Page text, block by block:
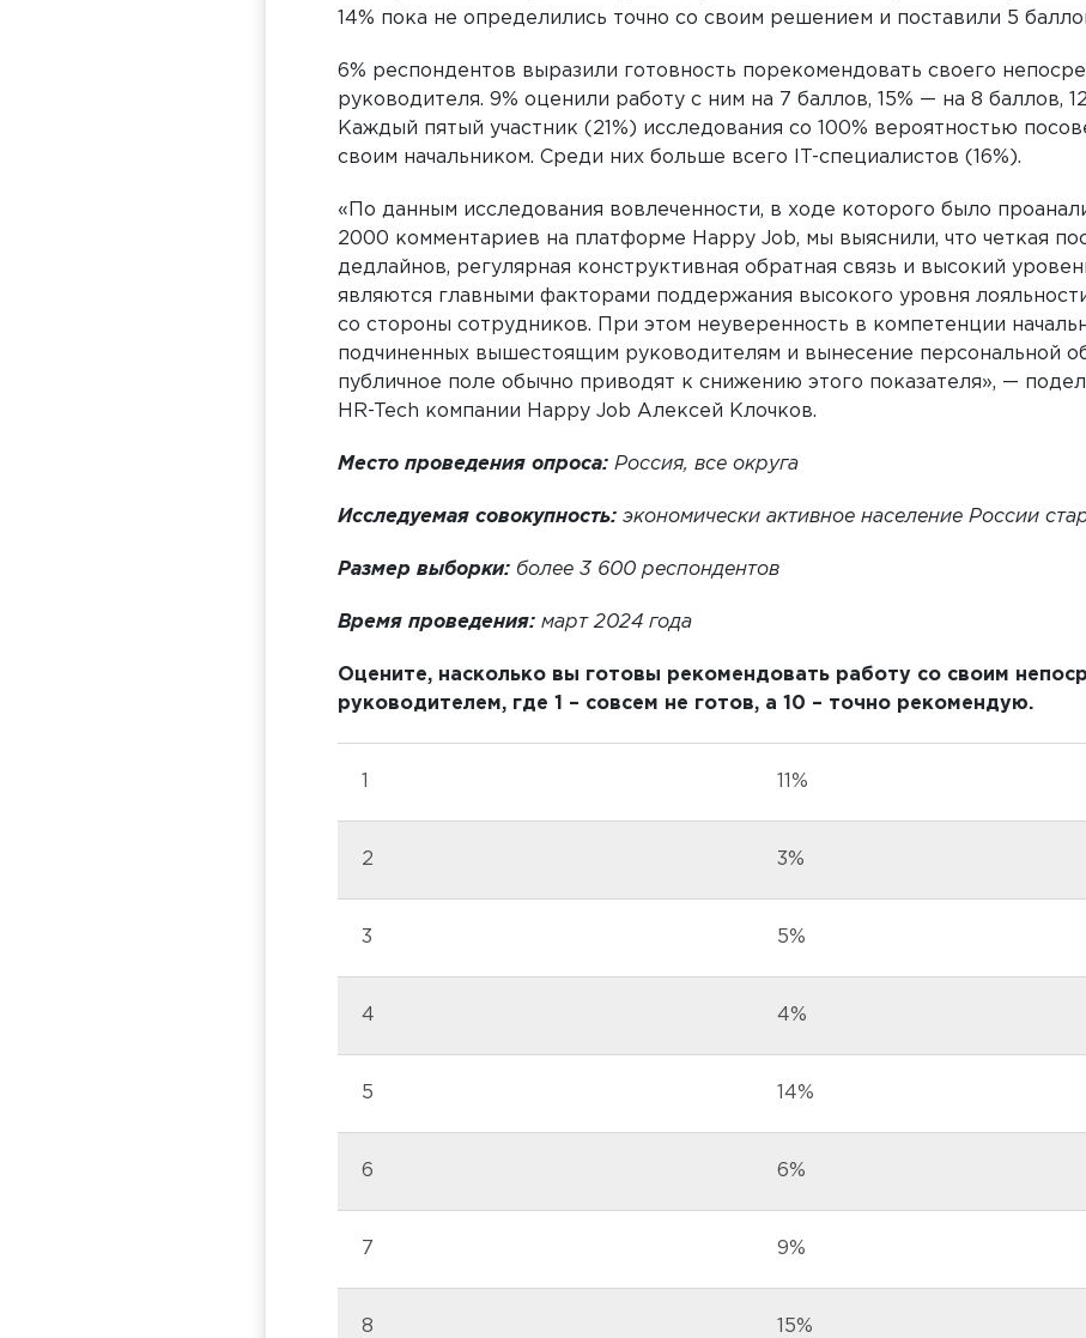
14% пока не определились точно со своим решением и поставили 5
6% респондентов выразили готовность порекомендовать своего
руководителя. 9% оценили работу с ним на 7 баллов, 15% — на 8 баллов,
Каждый пятый участник (21%) исследования со 100% вероятностью
своим начальником. Среди них больше всего IT-специалистов (16%).
«По данным исследования вовлеченности, в ходе которого было
2000 комментариев на платформе Happy Job, мы выяснили, что четкая
дедлайнов, регулярная конструктивная обратная связь и высокий
являются главными факторами поддержания высокого уровня
со стороны сотрудников. При этом неуверенность в компетенции
подчиненных вышестоящим руководителям и вынесение персональной
публичное поле обычно приводят к снижению этого показателя», —
HR-Tech компании Happy Job Алексей Клочков.
Место проведения опроса: Россия, все округа
Исследуемая совокупность: экономически активное население России
Размер выборки: более 3 600 респондентов
Время проведения: март 2024 года
Оцените, насколько вы готовы рекомендовать работу со своим
руководителем, где 1 – совсем не готов, а 10 – точно рекомендую.
11%
2 3%
3 5%
4 4%
5 14%
6 6%
7 9%
8 15%